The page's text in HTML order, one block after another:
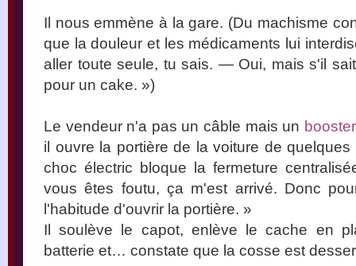
Il nous emmène à la gare. (Du machisme
que la douleur et les médicaments lui
aller toute seule, tu sais. — Oui, mais s'il
pour un cake. »)
Le vendeur n'a pas un câble mais un
il ouvre la portière de la voiture de
choc électric bloque la fermeture
vous êtes foutu, ça m'est arrivé. Donc
l'habitude d'ouvrir la portière. »
Il soulève le capot, enlève le cache en
batterie et… constate que la cosse est